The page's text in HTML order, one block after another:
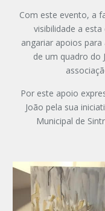
Com este evento, a
visibilidade a
angariar apoios
de um quadro do
Por este apoio
João pela sua
Municipal de